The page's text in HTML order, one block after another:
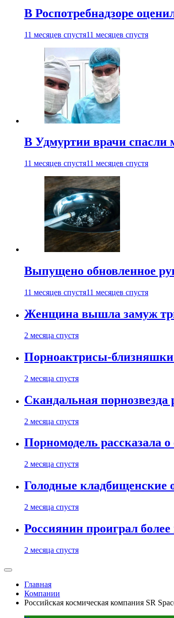
В Роспотребнадзоре
11 месяцев спустя11 месяцев спустя
В Удмуртии врачи спасли
11 месяцев спустя11 месяцев спустя
Выпущено обновленное
11 месяцев спустя11 месяцев спустя
Женщина вышла замуж
2 месяца спустя
Порноактрисы-близняшки
2 месяца спустя
Скандальная порнозвезда
2 месяца спустя
Порномодель рассказала
2 месяца спустя
Голодные кладбищенские
2 месяца спустя
Россиянин проиграл
2 месяца спустя
Главная
Компании
Российская космическая компания SR